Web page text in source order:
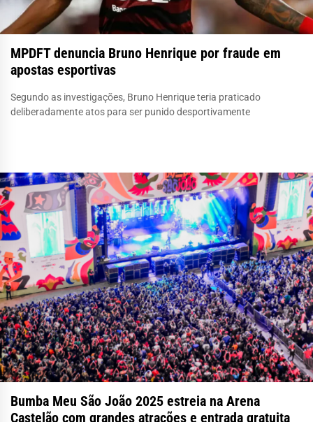
MPDFT denuncia Bruno Henrique por fraude em
apostas esportivas
Segundo as investigações, Bruno Henrique teria praticado
deliberadamente atos para ser punido desportivamente
Bumba Meu São João 2025 estreia na Arena
Castelão com grandes atrações e entrada gratuita